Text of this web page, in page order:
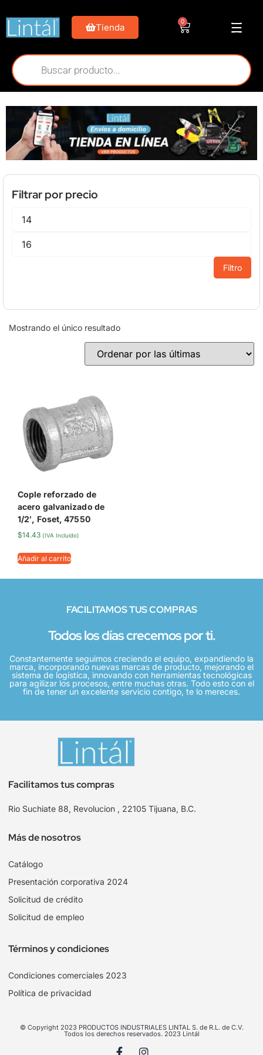
Tienda
0
Filtrar por precio
Filtro
Mostrando el único resultado
Cople reforzado de
acero galvanizado de
1/2′, Foset, 47550
$14.43 (IVA Incluido)
Añadir al carrito
FACILITAMOS TUS COMPRAS
Todos los días crecemos por ti.
Constantemente seguimos creciendo el equipo, expandiendo la
marca, incorporando nuevas marcas de producto, mejorando el
sistema de logística, innovando con herramientas tecnológicas
para agilizar los procesos, entre muchas otras. Todo esto con el
fin de tener un excelente servicio contigo, te lo mereces.
Facilitamos tus compras
Rio Suchiate 88, Revolucion , 22105 Tijuana, B.C.
Más de nosotros
Catálogo
Presentación corporativa 2024
Solicitud de crédito
Solicitud de empleo
Términos y condiciones
Condiciones comerciales 2023
Política de privacidad
© Copyright 2023 PRODUCTOS INDUSTRIALES LINTAL S. de R.L. de C.V.
Todos los derechos reservados. 2023 Lintál